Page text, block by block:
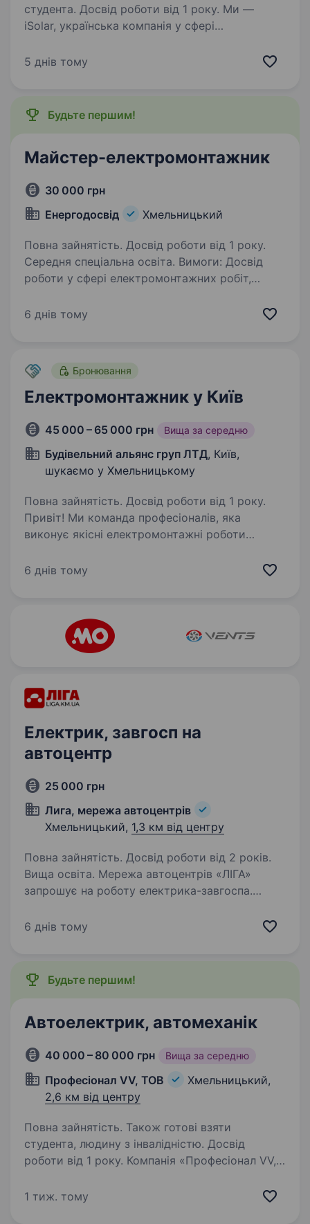
студента. Досвід роботи від 1 року. Ми —
iSolar, українська компанія у сфері
комплексні рішення у сонячній енергетиці: від
напрямку…
5 днів тому
Будьте першим!
Майстер-електромонтажник
30 000 грн
Енергодосвід
Хмельницький
Повна зайнятість. Досвід роботи від 1 року.
Середня спеціальна освіта. Вимоги: Досвід
роботи у сфері електромонтажних робіт,
порядність. Читання креслень та схем
6 днів тому
Бронювання
Електромонтажник у Київ
45 000 – 65 000 грн Вища за середню
Будівельний альянс груп ЛТД, Київ,
шукаємо у Хмельницькому
Повна зайнятість. Досвід роботи від 1 року.
Привіт! Ми команда професіоналів, яка
виконує якісні електромонтажні роботи
в надійній компанії, розвиватися у сфері
6 днів тому
Електрик, завгосп на
автоцентр
25 000 грн
Лига, мережа автоцентрів
Хмельницький, 1,3 км від центру
Повна зайнятість. Досвід роботи від 2 років.
Вища освіта. Мережа автоцентрів «ЛІГА»
запрошує на роботу електрика-завгоспа.
від 2-х років; практичні навички і досвід
6 днів тому
Будьте першим!
Автоелектрик, автомеханік
40 000 – 80 000 грн Вища за середню
Професіонал VV, ТОВ
Хмельницький,
2,6 км від центру
Повна зайнятість. Також готові взяти
студента, людину з інвалідністю. Досвід
роботи від 1 року. Компанія «Професіонал VV,
та досвідченого автоелектрика/автомеханіка
1 тиж. тому